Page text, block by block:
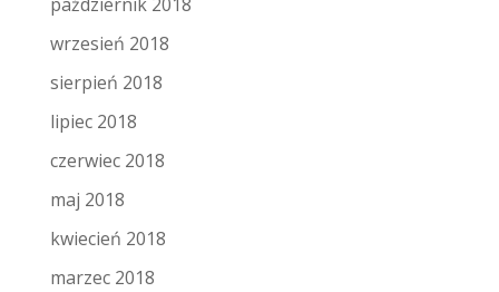
wrzesień 2018
sierpień 2018
lipiec 2018
czerwiec 2018
maj 2018
kwiecień 2018
marzec 2018